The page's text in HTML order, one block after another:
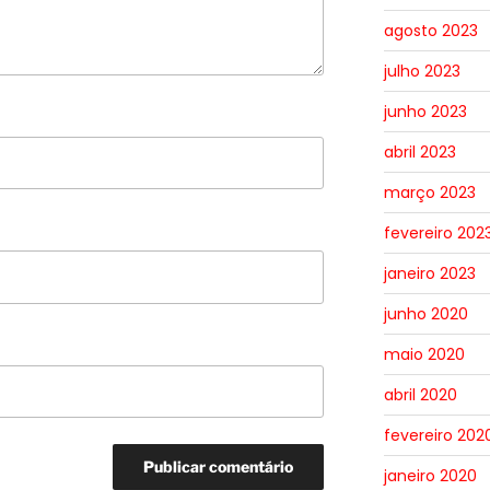
agosto 2023
julho 2023
junho 2023
abril 2023
março 2023
fevereiro
janeiro 2023
junho 2020
maio 2020
abril 2020
fevereiro
janeiro 2020